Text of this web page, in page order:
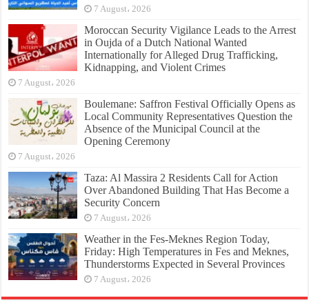
7 August، 2026
Moroccan Security Vigilance Leads to the Arrest
in Oujda of a Dutch National Wanted
Internationally for Alleged Drug Trafficking,
Kidnapping, and Violent Crimes
7 August، 2026
Boulemane: Saffron Festival Officially Opens as
Local Community Representatives Question the
Absence of the Municipal Council at the
Opening Ceremony
7 August، 2026
Taza: Al Massira 2 Residents Call for Action
Over Abandoned Building That Has Become a
Security Concern
7 August، 2026
Weather in the Fes-Meknes Region Today,
Friday: High Temperatures in Fes and Meknes,
Thunderstorms Expected in Several Provinces
7 August، 2026